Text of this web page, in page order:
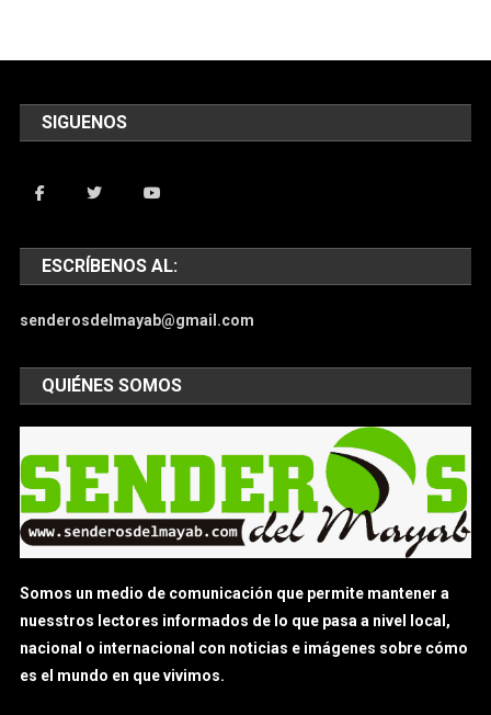
SIGUENOS
ESCRÍBENOS AL:
senderosdelmayab@gmail.com
QUIÉNES SOMOS
Somos un medio de comunicación que permite mantener a
nuesstros lectores informados de lo que pasa a nivel local,
nacional o internacional con noticias e imágenes sobre cómo
es el mundo en que vivimos.